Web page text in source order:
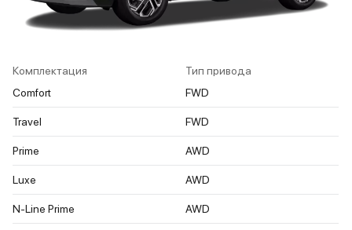
Комплектация
Тип привода
Comfort
FWD
Travel FWD
Prime AWD
Luxe AWD
N-Line Prime AWD